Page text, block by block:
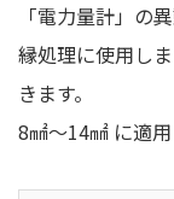
「電力量計」の
縁処理に使用し
きます。
8㎟～14㎟ に適用